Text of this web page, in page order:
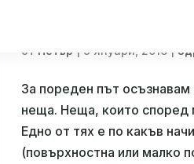
от Петър | 9 януари, 2016 |
За пореден път
неща. Неща, които според
Едно от тях е по какъв
(повърхностна или малко